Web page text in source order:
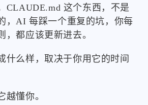
CLAUDE.md 这个东西，不是
，AI 每踩一个重复的坑，你每
，都应该更新进去。
什么样，取决于你用它的时间
越懂你。